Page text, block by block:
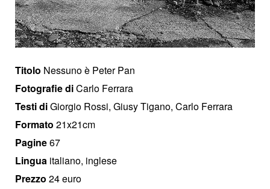
Titolo Nessuno è Peter Pan
Fotografie diCarlo Ferrara
Testi diGiorgio Rossi, Giusy Tigano, Carlo Ferrara
Formato 21x21cm
Pagine67
Lingua italiano, inglese
Prezzo 24 euro